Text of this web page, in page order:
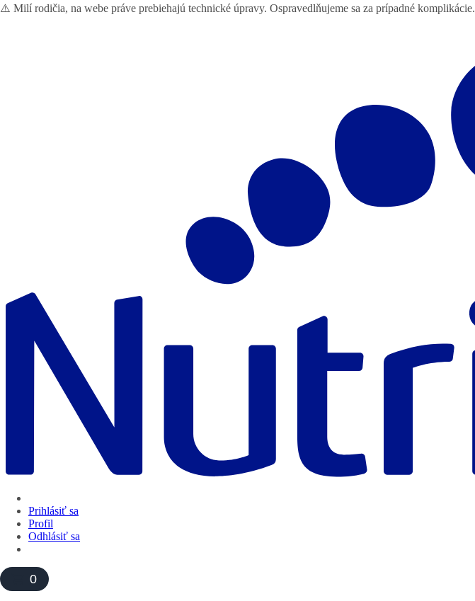
⚠️ Milí rodičia, na webe práve prebiehajú technické úpravy. Ospravedlňujeme sa za prípadné komplikácie.
Prihlásiť sa
Profil
Odhlásiť sa
0